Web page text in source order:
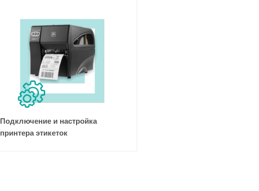
Подключение и настройка
принтера этикеток